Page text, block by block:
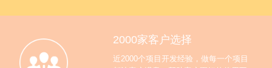
2000家客户选择
近2000个项目开发经验，做每一个项目